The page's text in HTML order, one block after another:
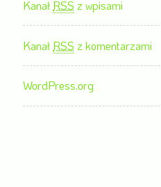
Kanał RSS z wpisami
Kanał RSS z komentarzami
WordPress.org